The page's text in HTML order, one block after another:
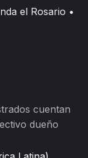
el Rosario •
cuentan
dueño